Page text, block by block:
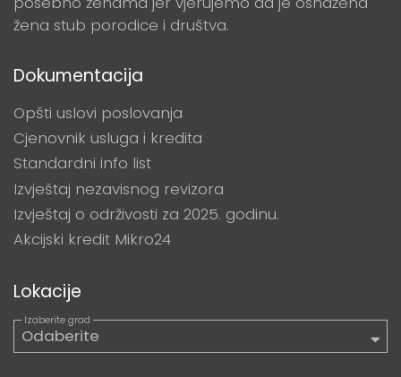
žena stub porodice i društva.
Dokumentacija
Opšti uslovi poslovanja
Cjenovnik usluga i kredita
Standardni info list
Izvještaj nezavisnog revizora
Izvještaj o održivosti za 2025. godinu.
Akcijski kredit Mikro24
Lokacije